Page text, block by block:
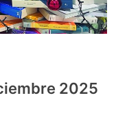
2025